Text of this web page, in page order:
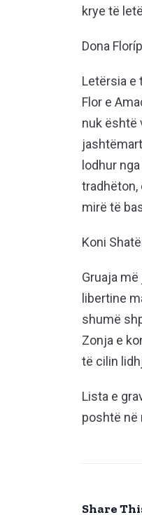
krye të
Dona
Letërsia e
Flor e
nuk është
lodhur
tradhëton,
mirë të
Koni
Gruaja
libertine
shumë
Zonja e
të cilin
Lista e
poshtë në
Share